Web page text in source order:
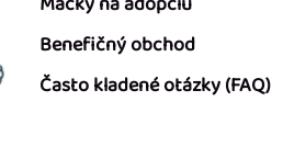
Benefičný obchod
Často kladené otázky (FAQ)